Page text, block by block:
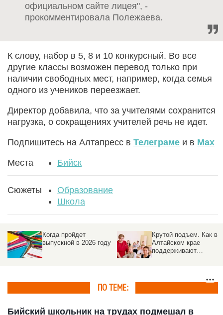
официальном сайте лицея", -
прокомментировала Полежаева.
К слову, набор в 5, 8 и 10 конкурсный. Во все
другие классы возможен перевод только при
наличии свободных мест, например, когда семья
одного из учеников переезжает.
Директор добавила, что за учителями сохранится
нагрузка, о сокращениях учителей речь не идет.
Подпишитесь на Алтапресс в Телеграме и в Max
Места Бийск
Сюжеты
Образование
Школа
Когда пройдет
выпускной в 2026 году
Крутой подъем. Как в
Алтайском крае
поддерживают
ПО ТЕМЕ:
Бийский школьник на трудах подмешал в